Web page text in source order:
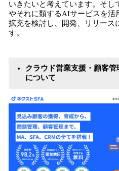
いきたいと考えています。そし
やそれに類するAIサービスを活
拡充を検討し、開発、リリース
す。
クラウド営業支援・顧客管
について